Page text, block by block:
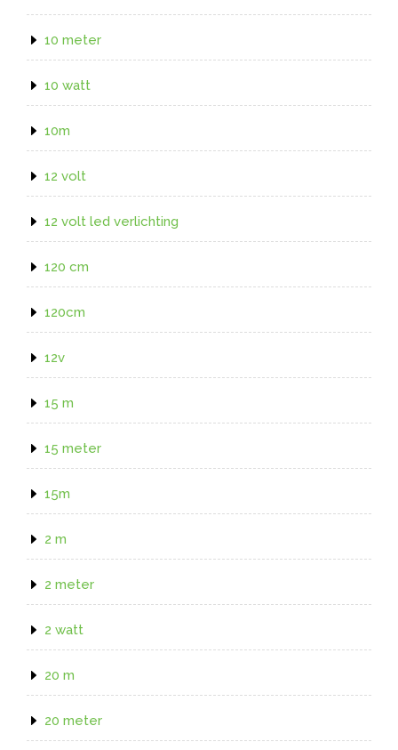
10 meter
10 watt
10m
12 volt
12 volt led verlichting
120 cm
120cm
12v
15 m
15 meter
15m
2 m
2 meter
2 watt
20 m
20 meter